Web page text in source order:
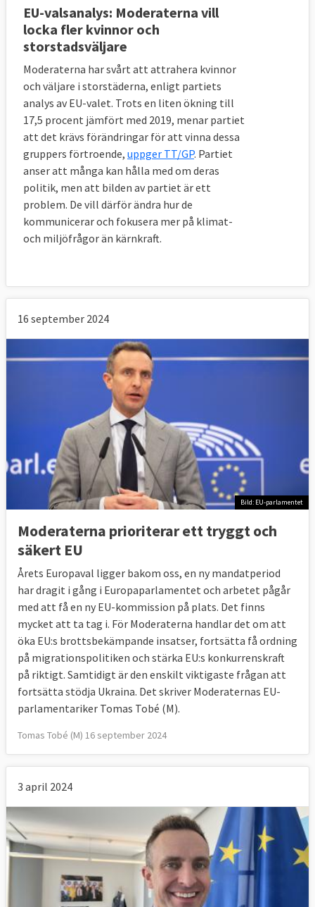
EU-valsanalys: Moderaterna vill
locka fler kvinnor och
storstadsväljare
Moderaterna har svårt att attrahera kvinnor
och väljare i storstäderna, enligt partiets
analys av EU-valet. Trots en liten ökning till
17,5 procent jämfört med 2019, menar partiet
att det krävs förändringar för att vinna dessa
gruppers förtroende, uppger TT/GP. Partiet
anser att många kan hålla med om deras
politik, men att bilden av partiet är ett
problem. De vill därför ändra hur de
kommunicerar och fokusera mer på klimat-
och miljöfrågor än kärnkraft.
16 september 2024
Bild: EU-parlamentet
Moderaterna prioriterar ett tryggt och
säkert EU
Årets Europaval ligger bakom oss, en ny mandatperiod
har dragit i gång i Europaparlamentet och arbetet pågår
med att få en ny EU-kommission på plats. Det finns
mycket att ta tag i. För Moderaterna handlar det om att
öka EU:s brottsbekämpande insatser, fortsätta få ordning
på migrationspolitiken och stärka EU:s konkurrenskraft
på riktigt. Samtidigt är den enskilt viktigaste frågan att
fortsätta stödja Ukraina. Det skriver Moderaternas EU-
parlamentariker Tomas Tobé (M).
Tomas Tobé (M) 16 september 2024
3 april 2024